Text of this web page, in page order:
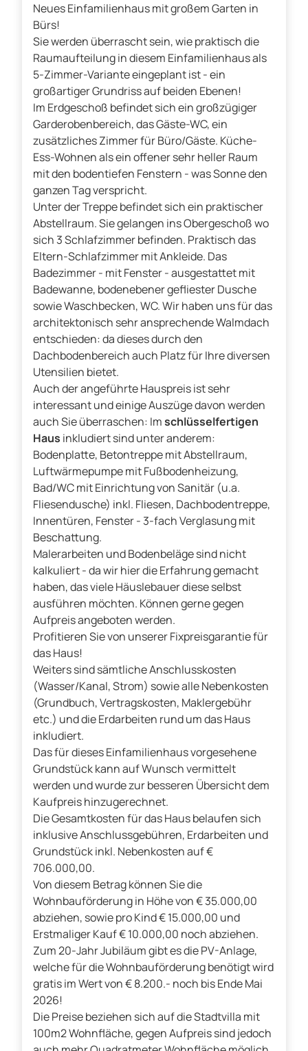
Neues Einfamilienhaus mit großem Garten in
Bürs!
Sie werden überrascht sein, wie praktisch die
Raumaufteilung in diesem Einfamilienhaus als
5-Zimmer-Variante eingeplant ist - ein
großartiger Grundriss auf beiden Ebenen!
Im Erdgeschoß befindet sich ein großzügiger
Garderobenbereich, das Gäste-WC, ein
zusätzliches Zimmer für Büro/Gäste. Küche-
Ess-Wohnen als ein offener sehr heller Raum
mit den bodentiefen Fenstern - was Sonne den
ganzen Tag verspricht.
Unter der Treppe befindet sich ein praktischer
Abstellraum. Sie gelangen ins Obergeschoß wo
sich 3 Schlafzimmer befinden. Praktisch das
Eltern-Schlafzimmer mit Ankleide. Das
Badezimmer - mit Fenster - ausgestattet mit
Badewanne, bodenebener gefliester Dusche
sowie Waschbecken, WC. Wir haben uns für das
architektonisch sehr ansprechende Walmdach
entschieden: da dieses durch den
Dachbodenbereich auch Platz für Ihre diversen
Utensilien bietet.
Auch der angeführte Hauspreis ist sehr
interessant und einige Auszüge davon werden
auch Sie überraschen: Imschlüsselfertigen
Haus inkludiert sind unter anderem:
Bodenplatte, Betontreppe mit Abstellraum,
Luftwärmepumpe mit Fußbodenheizung,
Bad/WC mit Einrichtung von Sanitär (u.a.
Fliesendusche) inkl. Fliesen, Dachbodentreppe,
Innentüren, Fenster - 3-fach Verglasung mit
Beschattung.
Malerarbeiten und Bodenbeläge sind nicht
kalkuliert - da wir hier die Erfahrung gemacht
haben, das viele Häuslebauer diese selbst
ausführen möchten. Können gerne gegen
Aufpreis angeboten werden.
Profitieren Sie von unserer Fixpreisgarantie für
das Haus!
Weiters sind sämtliche Anschlusskosten
(Wasser/Kanal, Strom) sowie alle Nebenkosten
(Grundbuch, Vertragskosten, Maklergebühr
etc.) und die Erdarbeiten rund um das Haus
inkludiert.
Das für dieses Einfamilienhaus vorgesehene
Grundstück kann auf Wunsch vermittelt
werden und wurde zur besseren Übersicht dem
Kaufpreis hinzugerechnet.
Die Gesamtkosten für das Haus belaufen sich
inklusive Anschlussgebühren, Erdarbeiten und
Grundstück inkl. Nebenkosten auf €
706.000,00.
Von diesem Betrag können Sie die
Wohnbauförderung in Höhe von € 35.000,00
abziehen, sowie pro Kind € 15.000,00 und
Erstmaliger Kauf € 10.000,00 noch abziehen.
Zum 20-Jahr Jubiläum gibt es die PV-Anlage,
welche für die Wohnbauförderung benötigt wird
gratis im Wert von € 8.200.- noch bis Ende Mai
2026!
Die Preise beziehen sich auf die Stadtvilla mit
100m2 Wohnfläche, gegen Aufpreis sind jedoch